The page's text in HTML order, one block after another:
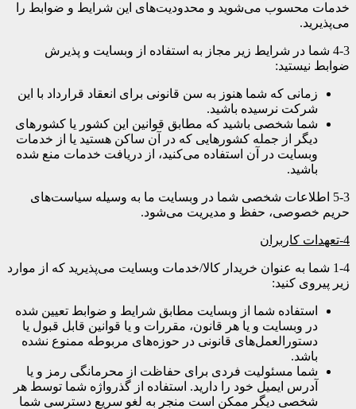
خدمات محسوب می‌شوید و محدودیت‌های این شرایط و ضوابط را
می‌پذیرید.
4-3 شما در شرایط زیر مجاز به استفاده از وبسایت و پذیرش
ضوابط نیستید:
زمانی که شما هنوز به سن قانونی برای انعقاد قرارداد با این
شرکت نرسیده باشید.
شما شخصی باشید که مطابق قوانین این کشور یا کشورهای
دیگر از جمله کشورهایی که در آن ساکن هستید یا از خدمات
وبسایت در آن استفاده می‌کنید، از دریافت خدمات منع شده
باشید.
5-3 اطلاعات شخصی شما در وبسایت ما به وسیله سیاست‌های
حریم خصوصی، حفظ و مدیریت می‌شود.
4- تعهدات کاربران
1-4 شما به عنوان خریدار کالا/خدمات وبسایت می‌پذیرید که از موارد
زیر پیروی کنید:
استفاده شما از وبسایت مطابق شرایط و ضوابط تعیین شده
در وبسایت و یا هر قانون، مقررات و یا قوانین قابل قبول یا
دستورالعمل‌های قانونی در حوزه‌های مربوطه ممنوع نشده
باشد.
شما مسئولیت فردی برای حفاظت از محرمانگی رمز و یا
آدرس ایمیل خود را دارید. استفاده از گذرواژه شما توسط هر
شخصی دیگر ممکن است منجر به لغو سریع دسترسی شما